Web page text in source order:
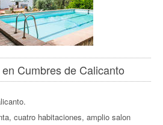
Cumbres de Calicanto
cuatro habitaciones, amplio salon